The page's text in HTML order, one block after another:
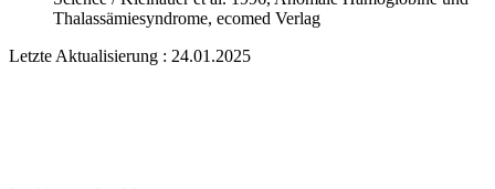
Thalassämiesyndrome, ecomed Verlag
Letzte Aktualisierung : 24.01.2025